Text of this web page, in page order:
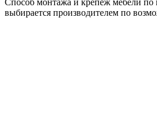
выбирается производителем по